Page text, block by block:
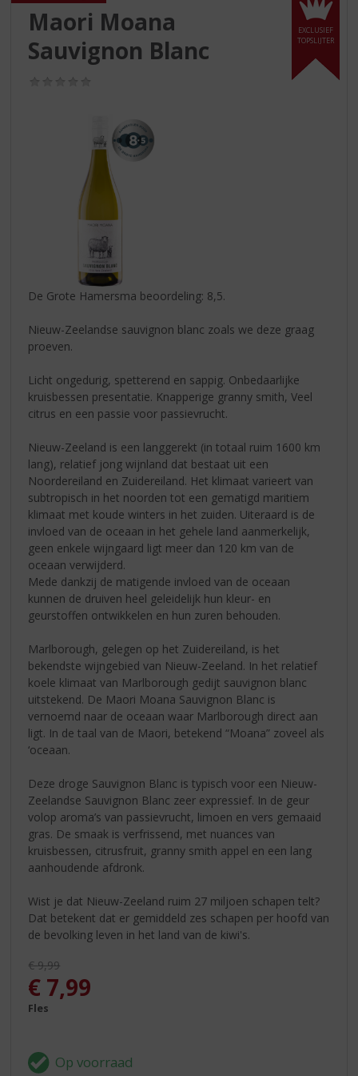
EXCLUSIEF
TOPSLIJTER
Maori Moana
Sauvignon Blanc
De Grote Hamersma beoordeling: 8,5.
Nieuw-Zeelandse sauvignon blanc zoals we deze graag
proeven.
Licht ongedurig, spetterend en sappig. Onbedaarlijke
kruisbessen presentatie. Knapperige granny smith, Veel
citrus en een passie voor passievrucht.
Nieuw-Zeeland is een langgerekt (in totaal ruim 1600 km
lang), relatief jong wijnland dat bestaat uit een
Noordereiland en Zuidereiland. Het klimaat varieert van
subtropisch in het noorden tot een gematigd maritiem
klimaat met koude winters in het zuiden. Uiteraard is de
invloed van de oceaan in het gehele land aanmerkelijk,
geen enkele wijngaard ligt meer dan 120 km van de
oceaan verwijderd.
Mede dankzij de matigende invloed van de oceaan
kunnen de druiven heel geleidelijk hun kleur- en
geurstoffen ontwikkelen en hun zuren behouden.
Marlborough, gelegen op het Zuidereiland, is het
bekendste wijngebied van Nieuw-Zeeland. In het relatief
koele klimaat van Marlborough gedijt sauvignon blanc
uitstekend. De Maori Moana Sauvignon Blanc is
vernoemd naar de oceaan waar Marlborough direct aan
ligt. In de taal van de Maori, betekend “Moana” zoveel als
‘oceaan.
Deze droge Sauvignon Blanc is typisch voor een Nieuw-
Zeelandse Sauvignon Blanc zeer expressief. In de geur
volop aroma’s van passievrucht, limoen en vers gemaaid
gras. De smaak is verfrissend, met nuances van
kruisbessen, citrusfruit, granny smith appel en een lang
aanhoudende afdronk.
Wist je dat Nieuw-Zeeland ruim 27 miljoen schapen telt?
Dat betekent dat er gemiddeld zes schapen per hoofd van
de bevolking leven in het land van de kiwi's.
Originele prijs was:
€9,99
, Huidige prijs is:
€ 7,99
Fles